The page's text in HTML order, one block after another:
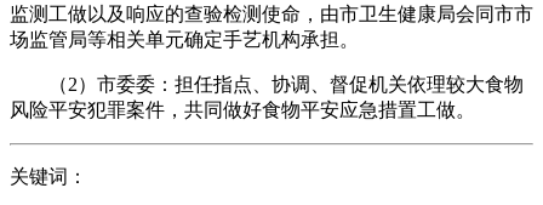
监测工做以及响应的查验检测使命，由市卫生健康局会同市市
场监管局等相关单元确定手艺机构承担。
（2）市委委：担任指点、协调、督促机关依理较大食物
风险平安犯罪案件，共同做好食物平安应急措置工做。
关键词：